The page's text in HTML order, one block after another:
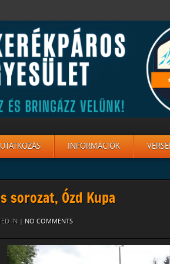
INFORMÁCIÓK
sorozat, Ózd Kupa
IN | NO COMMENTS